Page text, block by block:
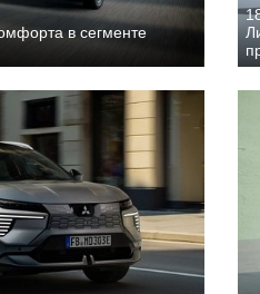
в сегменте